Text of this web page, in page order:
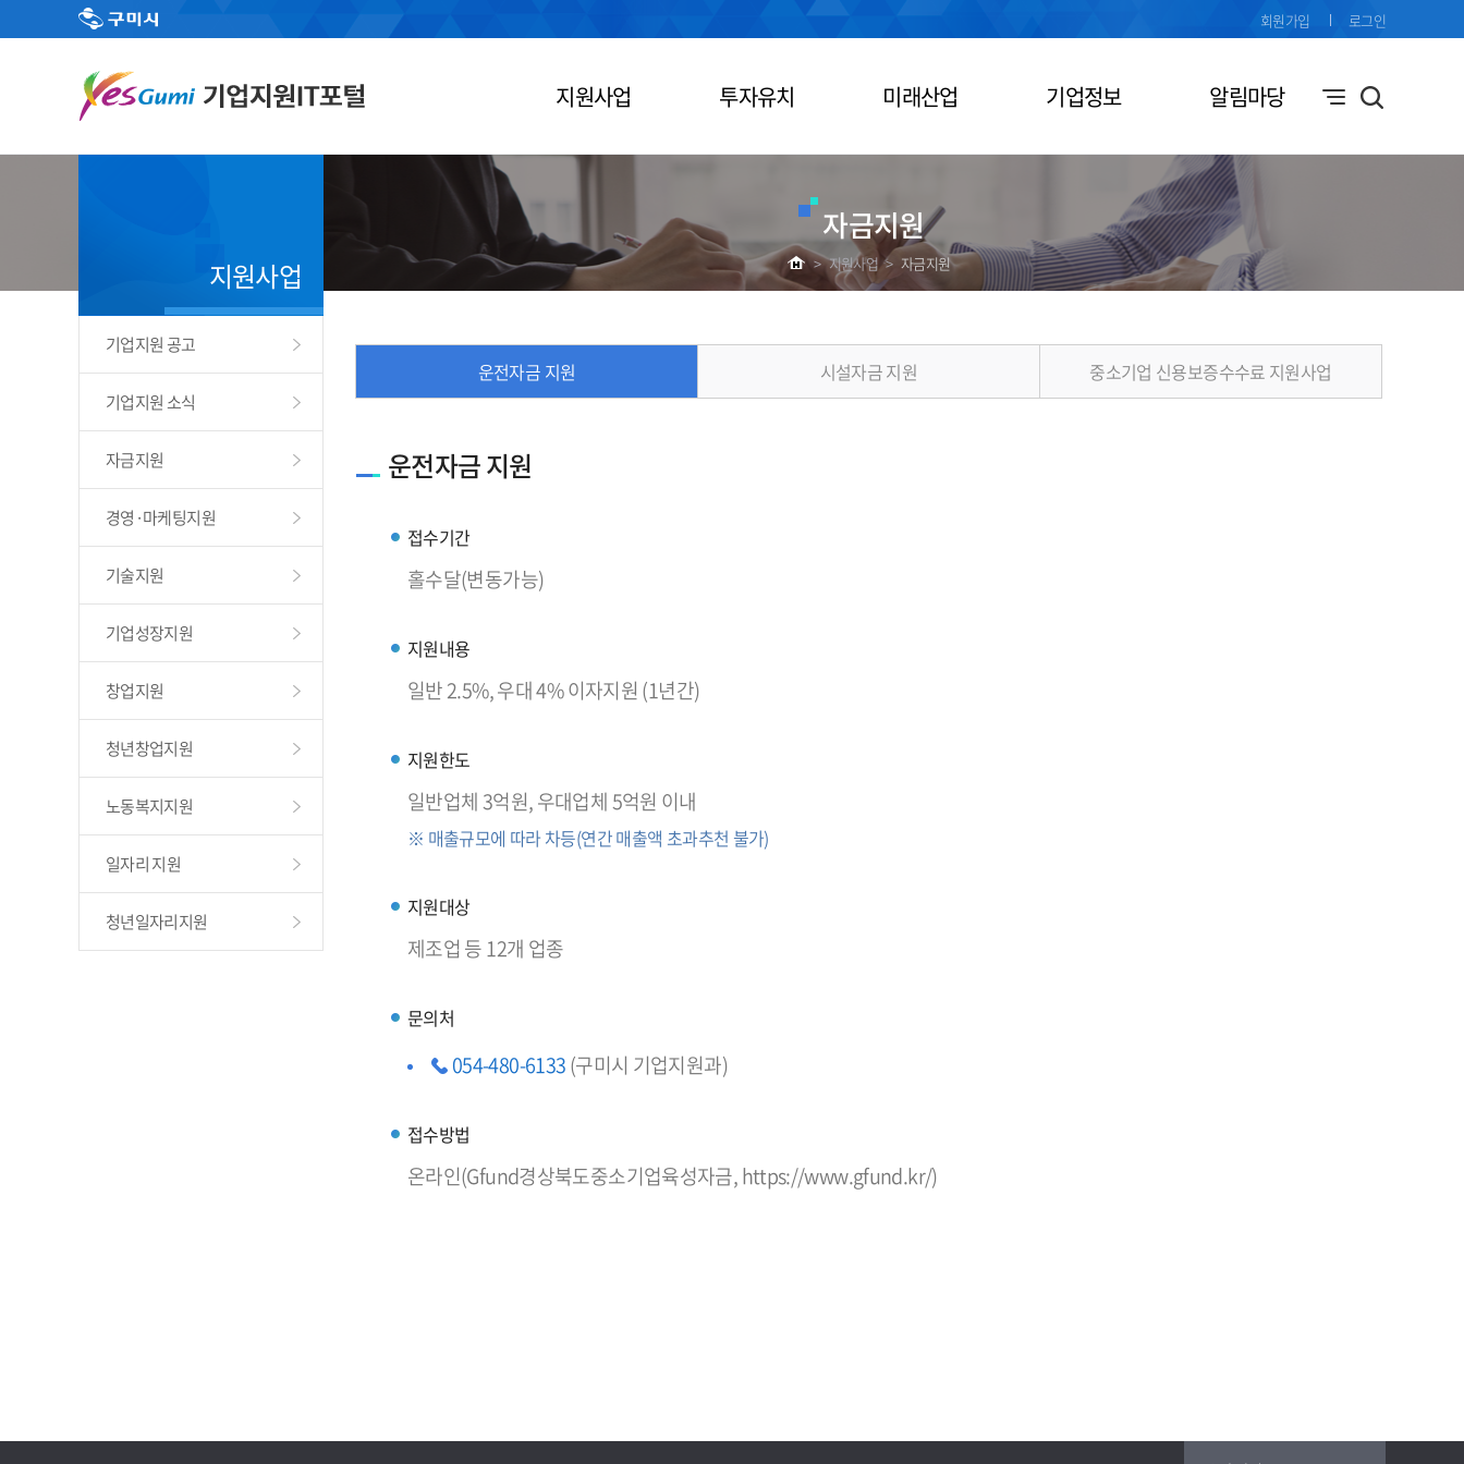
지원사업 투자유치 미래산업 기업정보 알림마당
회원가입 로그인
자금지원
> 지원사업 > 자금지원
지원사업
기업지원 공고
기업지원 소식
자금지원
경영·마케팅지원
기술지원
기업성장지원
창업지원
청년창업지원
노동복지지원
일자리 지원
청년일자리지원
운전자금 지원 시설자금 지원 중소기업 신용보증수수료 지원사업
운전자금 지원
접수기간
홀수달(변동가능)
지원내용
일반 2.5%, 우대 4% 이자지원 (1년간)
지원한도
일반업체 3억원, 우대업체 5억원 이내
※ 매출규모에 따라 차등(연간 매출액 초과추천 불가)
지원대상
제조업 등 12개 업종
문의처
054-480-6133(구미시 기업지원과)
접수방법
온라인(Gfund경상북도중소기업육성자금,https://www.gfund.kr/)